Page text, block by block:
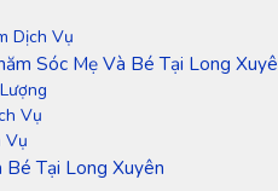
Dịch Vụ
Sóc Mẹ Và Bé Tại Long
Vụ
Vụ
Bé Tại Long Xuyên